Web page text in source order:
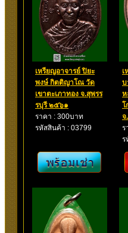
เหรียญอาจารย์ ปิยะ
พงษ์ กิตติญาโณ วัด
เขาตะเภาทอง จ.สุพรร
รบุรี ๒๕๖๑
ราคา : 300บาท
รหัสสินค้า : 03799
บ
ห
โ
จ
ร
ร